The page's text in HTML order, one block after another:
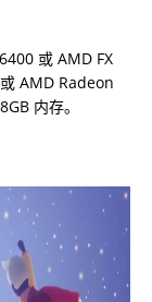
或 AMD FX
AMD Radeon
内存。